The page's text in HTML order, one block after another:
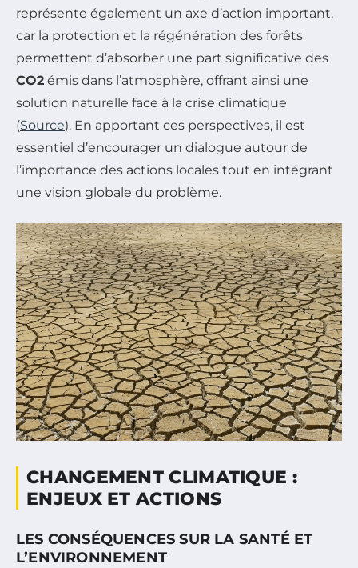
représente également un axe d’action important,
car la protection et la régénération des forêts
permettent d’absorber une part significative des
CO2 émis dans l’atmosphère, offrant ainsi une
solution naturelle face à la crise climatique
(Source). En apportant ces perspectives, il est
essentiel d’encourager un dialogue autour de
l’importance des actions locales tout en intégrant
une vision globale du problème.
CHANGEMENT CLIMATIQUE :
ENJEUX ET ACTIONS
LES CONSÉQUENCES SUR LA SANTÉ ET
L’ENVIRONNEMENT